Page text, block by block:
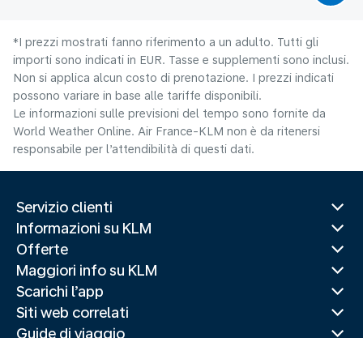
*I prezzi mostrati fanno riferimento a un adulto. Tutti gli
importi sono indicati in EUR. Tasse e supplementi sono inclusi.
Non si applica alcun costo di prenotazione. I prezzi indicati
possono variare in base alle tariffe disponibili.
Le informazioni sulle previsioni del tempo sono fornite da
World Weather Online. Air France-KLM non è da ritenersi
responsabile per l’attendibilità di questi dati.
Servizio clienti
Informazioni su KLM
Offerte
Maggiori info su KLM
Scarichi l’app
Siti web correlati
Guide di viaggio